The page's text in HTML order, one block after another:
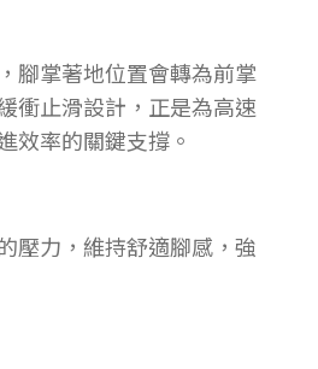
腳掌著地位置會轉為前掌
衝止滑設計，正是為高速
效率的關鍵支撐。
壓力，維持舒適腳感，強